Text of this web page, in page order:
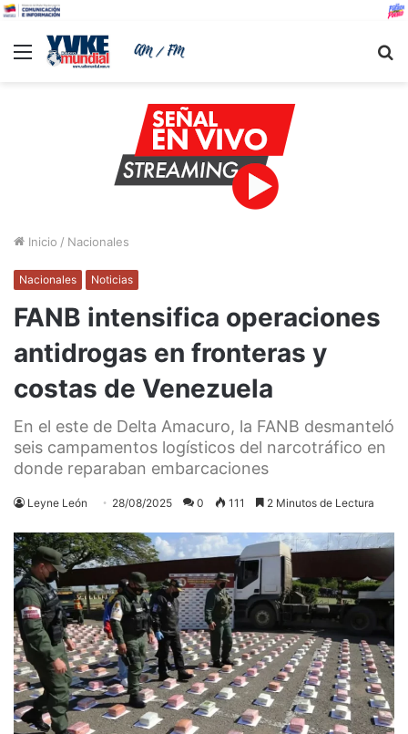
Menu
Inicio / Nacionales
Nacionales Noticias
FANB intensifica operaciones
antidrogas en fronteras y
costas de Venezuela
En el este de Delta Amacuro, la FANB desmanteló
seis campamentos logísticos del narcotráfico en
donde reparaban embarcaciones
Leyne León 28/08/2025 0 111 2 Minutos de Lectura